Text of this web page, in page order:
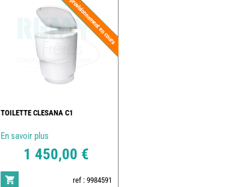
TOILETTE CLESANA C1
En savoir plus
1 450,00 €
ref : 9984591